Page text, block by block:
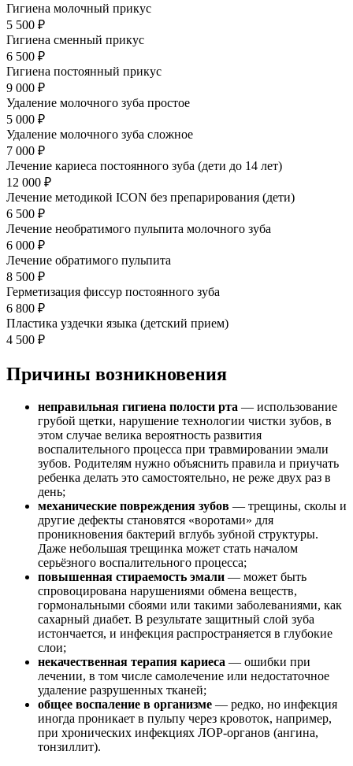
Гигиена молочный прикус
5 500 ₽
Гигиена сменный прикус
6 500 ₽
Гигиена постоянный прикус
9 000 ₽
Удаление молочного зуба простое
5 000 ₽
Удаление молочного зуба сложное
7 000 ₽
Лечение кариеса постоянного зуба (дети до 14 лет)
12 000 ₽
Лечение методикой ICON без препарирования (дети)
6 500 ₽
Лечение необратимого пульпита молочного зуба
6 000 ₽
Лечение обратимого пульпита
8 500 ₽
Герметизация фиссур постоянного зуба
6 800 ₽
Пластика уздечки языка (детский прием)
4 500 ₽
Причины возникновения
неправильная гигиена полости рта — использование
грубой щетки, нарушение технологии чистки зубов, в
этом случае велика вероятность развития
воспалительного процесса при травмировании эмали
зубов. Родителям нужно объяснить правила и приучать
ребенка делать это самостоятельно, не реже двух раз в
день;
механические повреждения зубов — трещины, сколы и
другие дефекты становятся «воротами» для
проникновения бактерий вглубь зубной структуры.
Даже небольшая трещинка может стать началом
серьёзного воспалительного процесса;
повышенная стираемость эмали — может быть
спровоцирована нарушениями обмена веществ,
гормональными сбоями или такими заболеваниями, как
сахарный диабет. В результате защитный слой зуба
истончается, и инфекция распространяется в глубокие
слои;
некачественная терапия кариеса — ошибки при
лечении, в том числе самолечение или недостаточное
удаление разрушенных тканей;
общее воспаление в организме — редко, но инфекция
иногда проникает в пульпу через кровоток, например,
при хронических инфекциях ЛОР-органов (ангина,
тонзиллит).